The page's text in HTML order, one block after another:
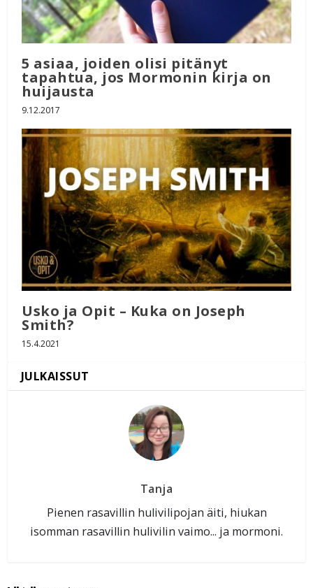
5 asiaa, joiden olisi pitänyt
tapahtua, jos Mormonin kirja on
huijausta
9.12.2017
Usko ja Opit – Kuka on Joseph
Smith?
15.4.2021
Tanja
Pienen rasavillin hulivilipojan äiti, hiukan
isomman rasavillin hulivilin vaimo... ja mormoni.